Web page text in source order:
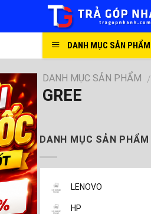
DANH MỤC SẢN PHẨM
DANH MỤC SẢN PHẨM /
GREE
DANH MỤC SẢN PHẨM
LENOVO
HP